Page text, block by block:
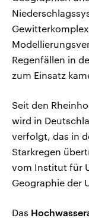
Regenfällen in
zum Einsatz
Seit den
wird in
verfolgt, das in
Starkregen
vom Institut für
Geographie der
Das